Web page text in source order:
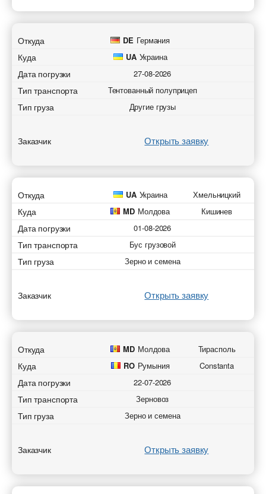
Откуда DE Германия
Куда UA Украина
Дата погрузки 27-08-2026
Тип транспорта Тентованный полуприцеп
Тип груза Другие грузы
Заказчик Открыть заявку
Откуда UA Украина Хмельницкий
Куда MD Молдова Кишинев
Дата погрузки 01-08-2026
Тип транспорта Бус грузовой
Тип груза Зерно и семена
Заказчик Открыть заявку
Откуда MD Молдова Тирасполь
Куда RO Румыния Constanta
Дата погрузки 22-07-2026
Тип транспорта Зерновоз
Тип груза Зерно и семена
Заказчик Открыть заявку